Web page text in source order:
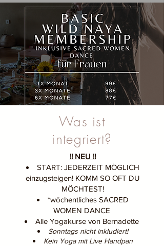
Was ist
integriert?
!! NEU !!
START: JEDERZEIT MÖGLICH
einzugsteigen! KOMM SO OFT DU
MÖCHTEST!
*wöchentliches SACRED
WOMEN DANCE
Alle Yogakurse von Bernadette
Sonntags nicht inkludiert!
Kein Yoga mit Live Handpan